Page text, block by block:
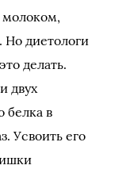
молоком,
диетологи
делать.
двух
белка в
Усвоить его